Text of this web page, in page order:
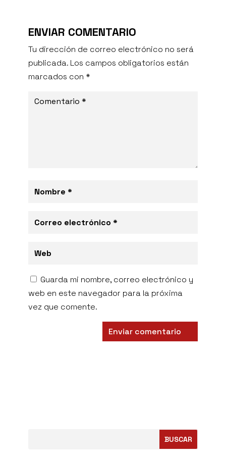
ENVIAR COMENTARIO
Tu dirección de correo electrónico no será
publicada. Los campos obligatorios están
marcados con *
Guarda mi nombre, correo electrónico y
web en este navegador para la próxima
vez que comente.
BUSCAR